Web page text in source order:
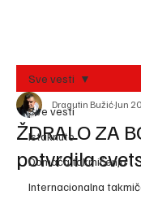
Sve vesti
Istaknuto
Domaća takmičenja
Internacionalna
Sve vesti
ŽDRALO ZA
potvrdila
Dragutin BužićJun 20